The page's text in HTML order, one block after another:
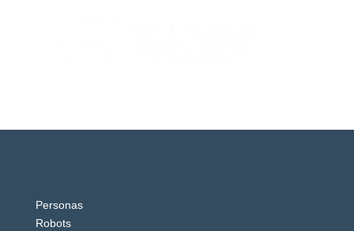
Personas
Robots